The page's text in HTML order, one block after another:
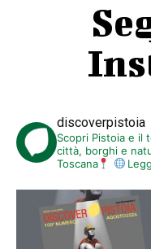
discoverpistoia
Scopri Pistoia e il
città, borghi e
Toscana